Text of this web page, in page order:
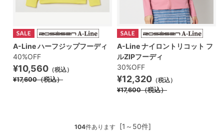
A-Line ハーフジップフーディ
40%OFF
¥10,560 （税込）
¥17,600（税込）
A-Line ナイロントリコット フ
ルZIPフーディ
30%OFF
¥12,320 （税込）
¥17,600（税込）
[1～50件]
104件あります